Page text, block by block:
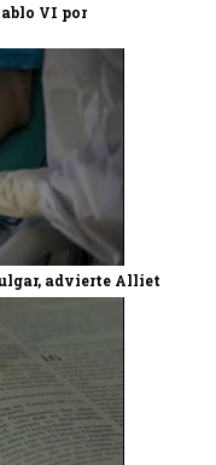
VI por
advierte Alliet